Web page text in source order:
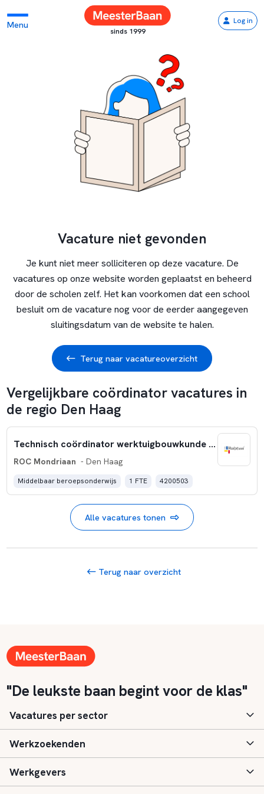
Menu
sinds 1999
Log in
Vacature niet gevonden
Je kunt niet meer solliciteren op deze vacature. De
vacatures op onze website worden geplaatst en beheerd
door de scholen zelf. Het kan voorkomen dat een school
besluit om de vacature nog voor de eerder aangegeven
sluitingsdatum van de website te halen.
Terug naar vacatureoverzicht
Vergelijkbare coördinator vacatures in
de regio Den Haag
Technisch coördinator werktuigbouwkunde en installatietechniek
ROC Mondriaan - Den Haag
Middelbaar beroepsonderwijs 1 FTE 4200503
Alle vacatures tonen
Terug naar overzicht
"De leukste baan begint voor de klas"
Vacatures per sector
Basisonderwijs
Speciaal (basis) onderwijs
Werkzoekenden
Aanmelden
Werkgevers